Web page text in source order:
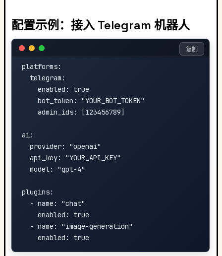
配置示例：接入 Telegram 机器人
platforms:
  telegram:
    enabled: true
    bot_token: "YOUR_BOT_TOKEN"
    admin_ids: [123456789]
ai:
  provider: "openai"
  api_key: "YOUR_API_KEY"
  model: "gpt-4"
plugins:
  - name: "chat"
    enabled: true
  - name: "image-generation"
复制